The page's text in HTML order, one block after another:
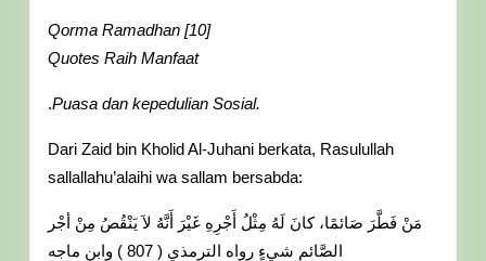
Mudah
Dapat
Pahala
Puasa
Berlipat
Qorma Ramadhan [10]
Quotes Raih Manfaat
.Puasa dan kepedulian Sosial.
Dari Zaid bin Kholid Al-Juhani berkata, Rasulullah
sallallahu’alaihi wa sallam bersabda:
مَنْ فَطَّرَ صَائمًا، كانَ لَهُ مِثْلُ أَجْرِهِ غَيْرَ أَنَّهُ لاَ يَنْقُصُ مِنْ أجْر
الصَّائمِ شيءٍ رواه الترمذي ( 807 ) وابن ماجه